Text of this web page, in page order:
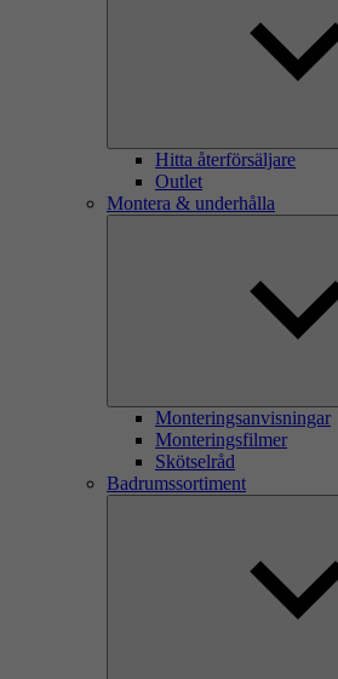
Hitta återförsäljare
Outlet
Montera & underhålla
Monteringsanvisningar
Monteringsfilmer
Skötselråd
Badrumssortiment